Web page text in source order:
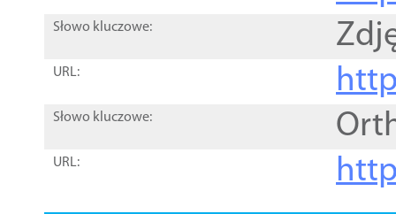
Słowo kluczowe:
URL:
Słowo kluczowe:
URL: